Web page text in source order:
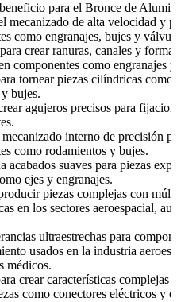
para el Bronce de
mecanizado de alta velocidad y
como engranajes, bujes y
crear ranuras, canales y
componentes como engranajes
tornear piezas cilíndricas
bujes.
agujeros precisos para
interno de precisión
como rodamientos y bujes.
acabados suaves para piezas
ejes y engranajes.
piezas complejas con
en los sectores aeroespacial,
ultraestrechas para
usados en la industria
médicos.
crear características complejas
como conectores eléctricos y